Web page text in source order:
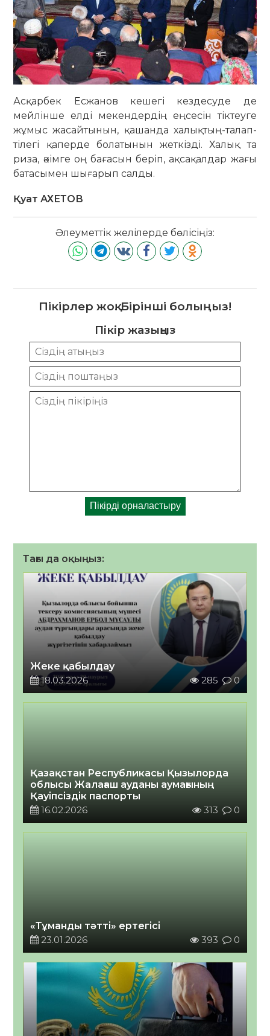
Асқарбек Есжанов кешегі кездесуде де
мейлінше елді мекендердің еңсесін тіктеуге
жұмыс жасайтынын, қашанда халықтың-талап-
тілегі қаперде болатынын жеткізді. Халық та
риза, әкімге оң бағасын беріп, ақсақалдар жағы
батасымен шығарып салды.
Қуат АХЕТОВ
Әлеуметтік желілерде бөлісіңіз:
Пікірлер жоқ. Бірінші болыңыз!
Пікір жазыңыз
Тағы да оқыңыз:
Жеке қабылдау
18.03.2026
285 0
Қазақстан Республикасы Қызылорда
облысы Жалағаш ауданы аумағының
Қауіпсіздік паспорты
16.02.2026
313 0
«Тұманды тәтті» ертегісі
23.01.2026
393 0